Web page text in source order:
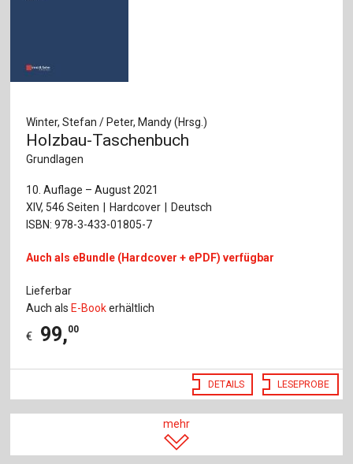
Winter, Stefan / Peter, Mandy (Hrsg.)
Holzbau-Taschenbuch
Grundlagen
10. Auflage – August 2021
XIV, 546 Seiten
Hardcover
Deutsch
ISBN: 978-3-433-01805-7
Auch als eBundle (Hardcover + ePDF) verfügbar
Lieferbar
Auch als E-Bookerhältlich
€ 99,00
DETAILS LESEPROBE
mehr